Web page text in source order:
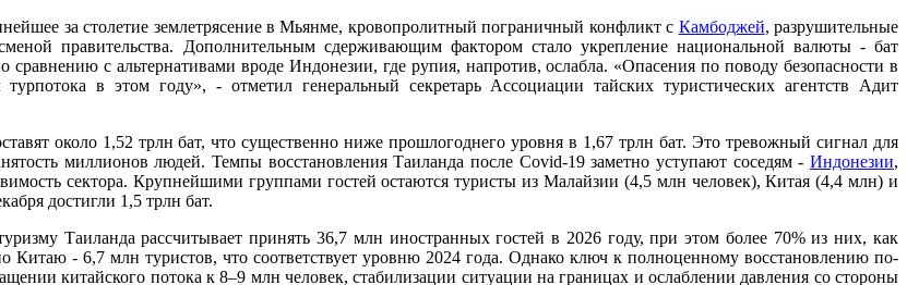
за столетие землетрясение в Мьянме, кровопролитный пограничный конфликт с Камбоджей, разрушительные
правительства. Дополнительным сдерживающим фактором стало укрепление национальной валюты - бат
с альтернативами вроде Индонезии, где рупия, напротив, ослабла. «Опасения по поводу безопасности в
в этом году», - отметил генеральный секретарь Ассоциации тайских туристических агентств Адит
около 1,52 трлн бат, что существенно ниже прошлогоднего уровня в 1,67 трлн бат. Это тревожный сигнал для
миллионов людей. Темпы восстановления Таиланда после Covid-19 заметно уступают соседям - Индонезии,
сектора. Крупнейшими группами гостей остаются туристы из Малайзии (4,5 млн человек), Китая (4,4 млн) и
достигли 1,5 трлн бат.
Таиланда рассчитывает принять 36,7 млн иностранных гостей в 2026 году, при этом более 70% из них, как
Китаю - 6,7 млн туристов, что соответствует уровню 2024 года. Однако ключ к полноценному восстановлению по-
китайского потока к 8–9 млн человек, стабилизации ситуации на границах и ослаблении давления со стороны